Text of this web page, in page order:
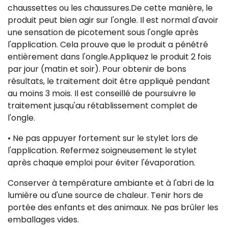
chaussettes ou les chaussures.De cette manière, le
produit peut bien agir sur l'ongle. Il est normal d'avoir
une sensation de picotement sous l'ongle après
l'application. Cela prouve que le produit a pénétré
entièrement dans l'ongle.Appliquez le produit 2 fois
par jour (matin et soir). Pour obtenir de bons
résultats, le traitement doit être appliqué pendant
au moins 3 mois. Il est conseillé de poursuivre le
traitement jusqu'au rétablissement complet de
l'ongle.
• Ne pas appuyer fortement sur le stylet lors de
l'application. Refermez soigneusement le stylet
après chaque emploi pour éviter l'évaporation.
Conserver à température ambiante et à l'abri de la
lumière ou d'une source de chaleur. Tenir hors de
portée des enfants et des animaux. Ne pas brûler les
emballages vides.